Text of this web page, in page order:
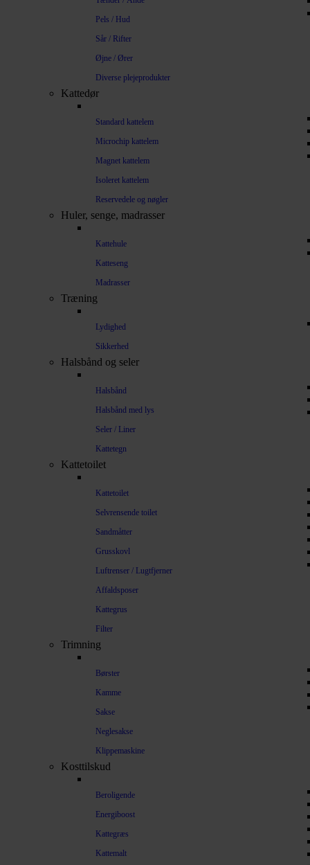
Pels / Hud
Sår / Rifter
Øjne / Ører
Diverse plejeprodukter
Kattedør
Standard kattelem
Microchip kattelem
Magnet kattelem
Isoleret kattelem
Reservedele og nøgler
Huler, senge, madrasser
Kattehule
Katteseng
Madrasser
Træning
Lydighed
Sikkerhed
Halsbånd og seler
Halsbånd
Halsbånd med lys
Seler / Liner
Kattetegn
Kattetoilet
Kattetoilet
Selvrensende toilet
Sandmåtter
Grusskovl
Luftrenser / Lugtfjerner
Affaldsposer
Kattegrus
Filter
Trimning
Børster
Kamme
Sakse
Neglesakse
Klippemaskine
Kosttilskud
Beroligende
Energiboost
Kattegræs
Kattemalt